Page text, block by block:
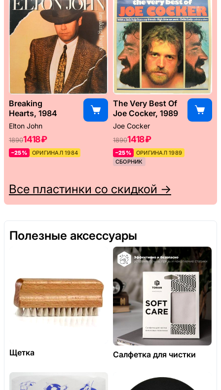
Breaking
Hearts, 1984
Elton John
18901418 ₽
–25% ОРИГИНАЛ 1984
The Very Best Of
Joe Cocker, 1989
Joe Cocker
18901418 ₽
–25%
ОРИГИНАЛ 1989
СБОРНИК
Все пластинки со скидкой →
Полезные аксессуары
Щетка Салфетка для чистки